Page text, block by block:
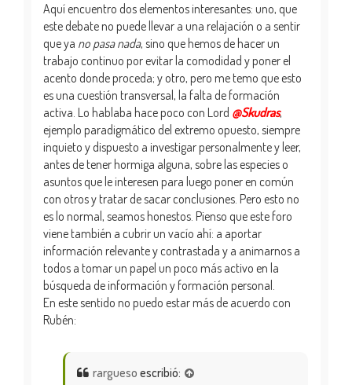
Aquí encuentro dos elementos interesantes: uno, que
este debate no puede llevar a una relajación o a sentir
que ya no pasa nada, sino que hemos de hacer un
trabajo continuo por evitar la comodidad y poner el
acento donde proceda; y otro, pero me temo que esto
es una cuestión transversal, la falta de formación
activa. Lo hablaba hace poco con Lord @Skudras,
ejemplo paradigmático del extremo opuesto, siempre
inquieto y dispuesto a investigar personalmente y leer,
antes de tener hormiga alguna, sobre las especies o
asuntos que le interesen para luego poner en común
con otros y tratar de sacar conclusiones. Pero esto no
es lo normal, seamos honestos. Pienso que este foro
viene también a cubrir un vacío ahí: a aportar
información relevante y contrastada y a animarnos a
todos a tomar un papel un poco más activo en la
búsqueda de información y formación personal.
En este sentido no puedo estar más de acuerdo con
Rubén:
rargueso escribió: